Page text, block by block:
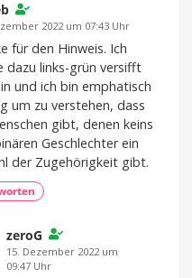
2022 um 07:43 Uhr
für den Hinweis. Ich
dazu links-grün versifft
und ich bin emphatisch
um zu verstehen, dass
gibt, denen keins
Geschlechter ein
der Zugehörigkeit gibt.
zeroG
15. Dezember 2022 um
09:47 Uhr